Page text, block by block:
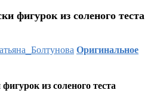
фигурок из соленого теста
Оригинальное
из соленого теста